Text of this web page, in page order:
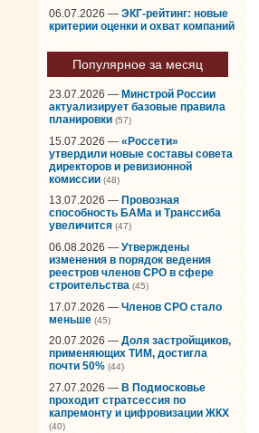
06.07.2026 — ЭКГ-рейтинг: новые
критерии оценки и охват компаний
Популярное за месяц
23.07.2026 — Минстрой России
актуализирует базовые правила
планировки (57)
15.07.2026 — «Россети»
утвердили новые составы совета
директоров и ревизионной
комиссии (48)
13.07.2026 — Провозная
способность БАМа и Транссиба
увеличится (47)
06.08.2026 — Утверждены
изменения в порядок ведения
реестров членов СРО в сфере
строительства (45)
17.07.2026 — Членов СРО стало
меньше (45)
20.07.2026 — Доля застройщиков,
применяющих ТИМ, достигла
почти 50% (44)
27.07.2026 — В Подмосковье
проходит стратсессия по
капремонту и цифровизации ЖКХ
(40)